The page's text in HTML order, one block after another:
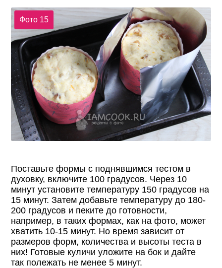
Фото 15
Поставьте формы с поднявшимся тестом в
духовку, включите 100 градусов. Через 10
минут установите температуру 150 градусов на
15 минут. Затем добавьте температуру до 180-
200 градусов и пеките до готовности,
например, в таких формах, как на фото, может
хватить 10-15 минут. Но время зависит от
размеров форм, количества и высоты теста в
них! Готовые куличи уложите на бок и дайте
так полежать не менее 5 минут.